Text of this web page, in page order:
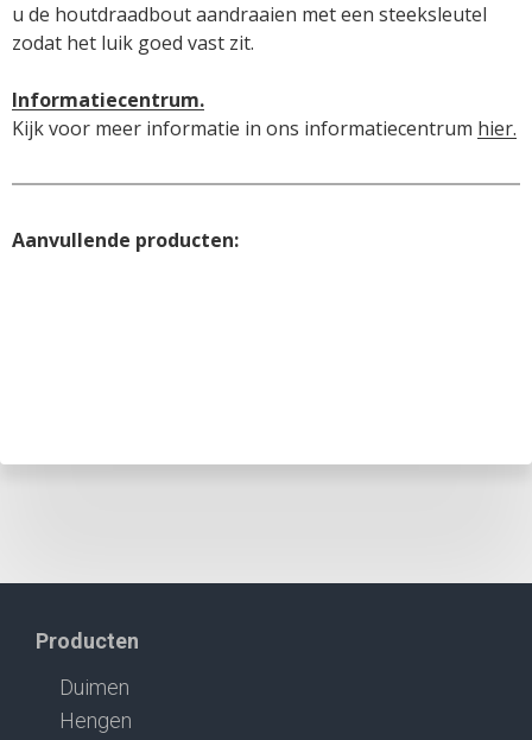
u de houtdraadbout aandraaien met een steeksleutel
zodat het luik goed vast zit.
Informatiecentrum.
Kijk voor meer informatie in ons informatiecentrum hier.
Aanvullende producten:
Producten
Duimen
Hengen